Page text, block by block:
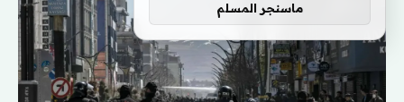
ماسنجر المسلم